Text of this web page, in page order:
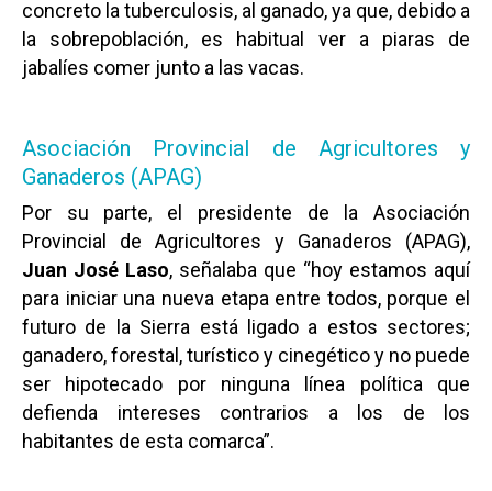
concreto la tuberculosis, al ganado, ya que, debido a
la sobrepoblación, es habitual ver a piaras de
jabalíes comer junto a las vacas.
Asociación Provincial de Agricultores y
Ganaderos (APAG)
Por su parte, el presidente de la Asociación
Provincial de Agricultores y Ganaderos (APAG),
Juan José Laso, señalaba que “hoy estamos aquí
para iniciar una nueva etapa entre todos, porque el
futuro de la Sierra está ligado a estos sectores;
ganadero, forestal, turístico y cinegético y no puede
ser hipotecado por ninguna línea política que
defienda intereses contrarios a los de los
habitantes de esta comarca”.